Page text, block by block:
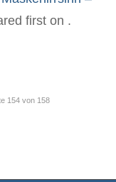
first on .
154 von 158